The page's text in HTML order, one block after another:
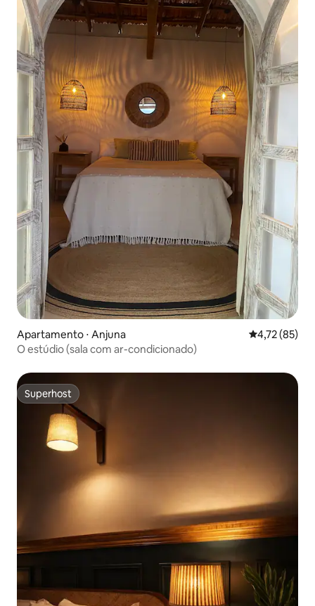
Apartamento ⋅ Anjuna 4,72 de uma
4,72 (85)
O estúdio (sala com ar-condicionado)
Superhost
Superhost